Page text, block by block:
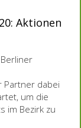
Aktionen
Partner dabei
um die
im Bezirk zu